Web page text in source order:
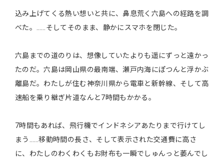
込み上げてくる熱い想いと共に、鼻息荒く六島への経路を調
べた。……そしてそのまま、静かにスマホを閉じた。
六島までの道のりは、想像していたよりも遥にずっと遠かっ
たのだ。六島は岡山県の最南端、瀬戸内海にぽつんと浮かぶ
離島だ。わたしが住む神奈川県から電車と新幹線、そして高
速船を乗り継ぎ片道なんと7時間もかかる。
7時間もあれば、飛行機でインドネシアあたりまで行けてし
まう……移動時間の長さ、そして表示された交通費に高さ
に、わたしのわくわくもお財布も一瞬でしゅんっと萎んでし